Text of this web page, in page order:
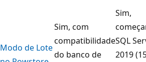
Modo de Lote
Sim, com
compatibilidade
do banco de
Sim,
SQL
2019